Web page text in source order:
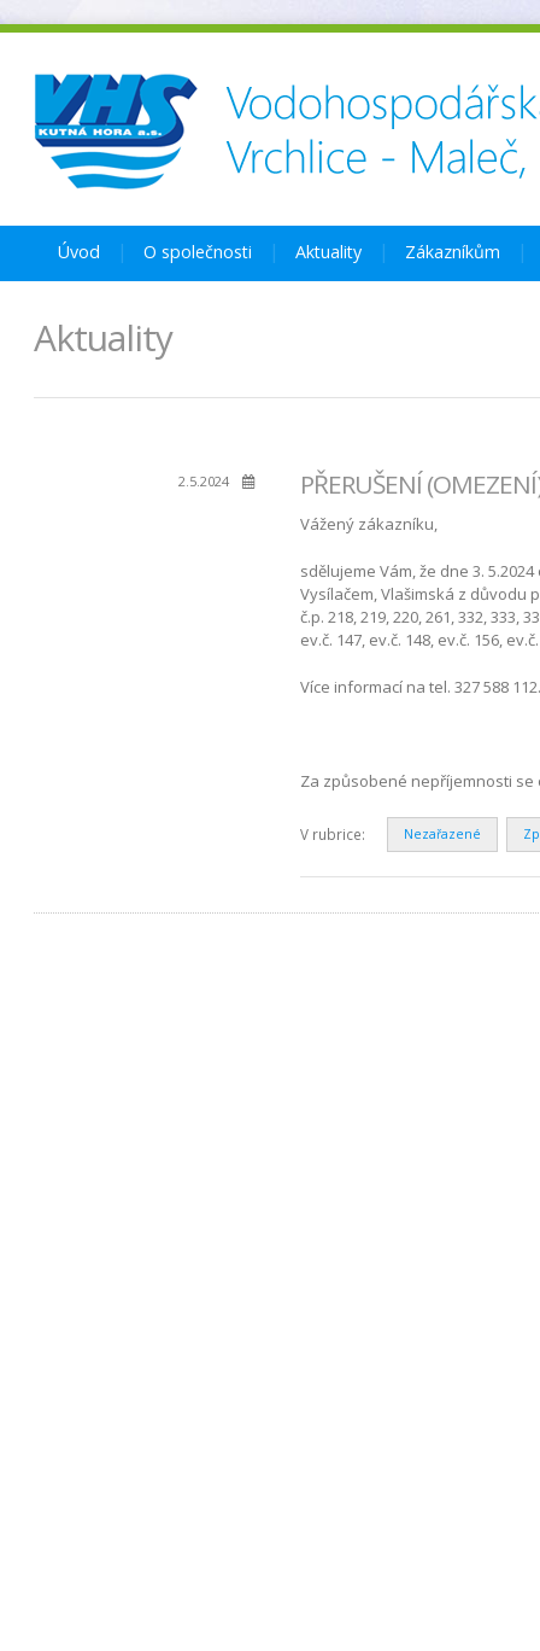
Úvod O společnosti Aktuality Zákazníkům
Aktuality
2.5.2024 PŘERUŠENÍ
Vážený zákazníku,
sdělujeme Vám, že dne 3.
Vysílačem, Vlašimská z
č.p. 218, 219, 220, 261, 332, 333,
ev.č. 147, ev.č. 148, ev.č. 156,
Více informací na tel. 327 588
Za způsobené nepříjemnosti se
V rubrice: Nezařazené